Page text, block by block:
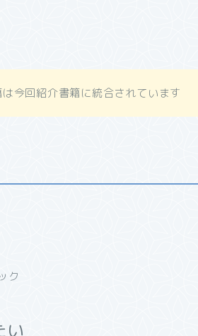
今回紹介書籍に統合されています
ク
い